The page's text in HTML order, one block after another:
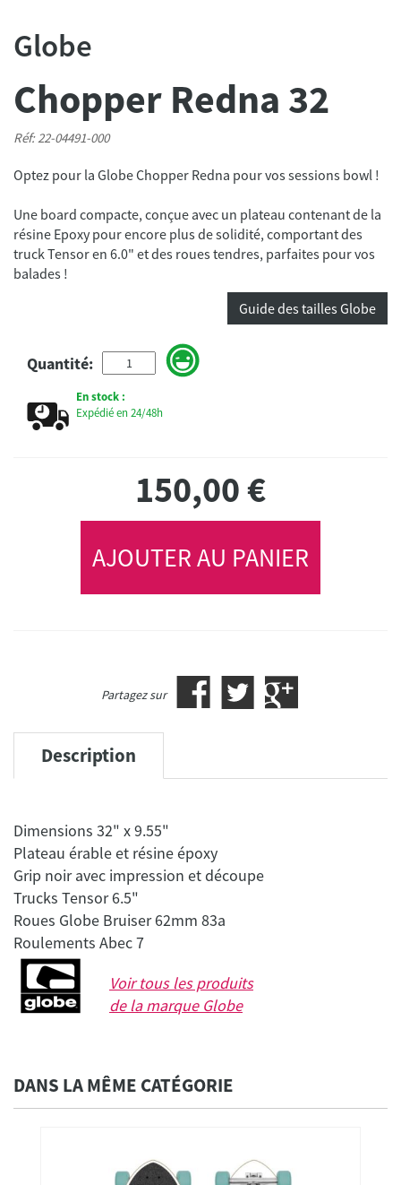
Globe
Chopper Redna 32
Réf: 22-04491-000
Optez pour la Globe Chopper Redna pour vos sessions bowl !
Une board compacte, conçue avec un plateau contenant de la
résine Epoxy pour encore plus de solidité, comportant des
truck Tensor en 6.0" et des roues tendres, parfaites pour vos
balades !
Guide des tailles Globe
Quantité:
En stock :
Expédié en 24/48h
150,00€
AJOUTER AU PANIER
Partagez sur
Description
Dimensions 32" x 9.55"
Plateau érable et résine époxy
Grip noir avec impression et découpe
Trucks Tensor 6.5"
Roues Globe Bruiser 62mm 83a
Voir tous les produits
de la marque Globe
DANS LA MÊME CATÉGORIE